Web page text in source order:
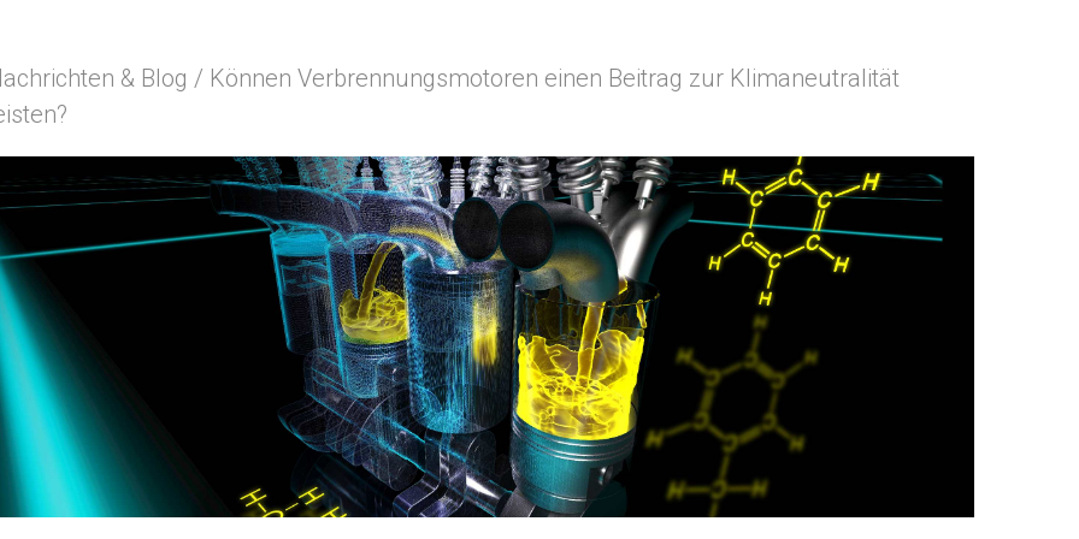
& Blog / Können Verbrennungsmotoren einen Beitrag zur Klimaneutralität